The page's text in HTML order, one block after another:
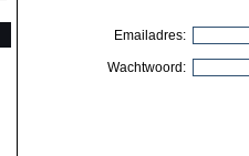
Emailadres:
Wachtwoord: